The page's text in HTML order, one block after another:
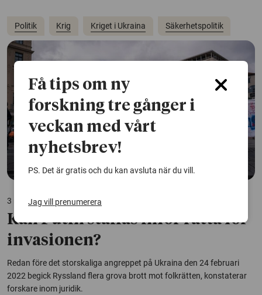
Politik Krig Kriget i Ukraina Säkerhetspolitik
3 mars 2022
Kan Putin ställas inför rätta för
invasionen?
Redan före det storskaliga angreppet på Ukraina den 24 februari
2022 begick Ryssland flera grova brott mot folkrätten, konstaterar
forskare inom juridik.
Få tips om ny
forskning tre gånger i
veckan med vårt
nyhetsbrev!
PS. Det är gratis och du kan avsluta när du vill.
Jag vill prenumerera